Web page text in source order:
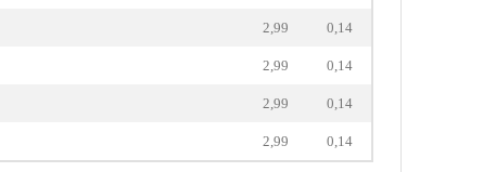
2,99 0,14
2,99 0,14
2,99 0,14
2,99 0,14